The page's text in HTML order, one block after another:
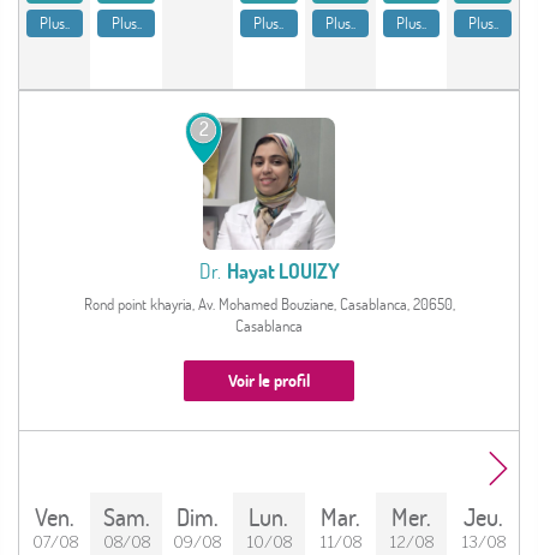
Plus..
Plus..
Plus..
Plus..
Plus..
Plus..
2
Dr. Hayat LOUIZY
Rond point khayria, Av. Mohamed Bouziane, Casablanca, 20650,
Casablanca
Voir le profil
ven.
07/08
sam.
08/08
dim.
09/08
lun.
10/08
mar.
11/08
mer.
12/08
jeu.
13/08